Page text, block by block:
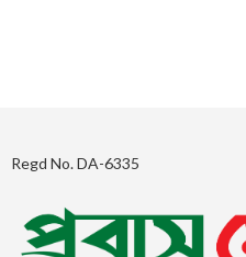
Regd No. DA-6335